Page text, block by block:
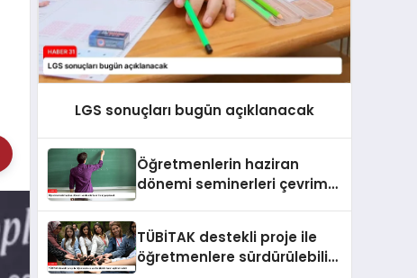
LGS sonuçları bugün açıklanacak
Öğretmenlerin haziran
dönemi seminerleri çevrim
TÜBİTAK destekli proje ile
öğretmenlere sürdürülebilir